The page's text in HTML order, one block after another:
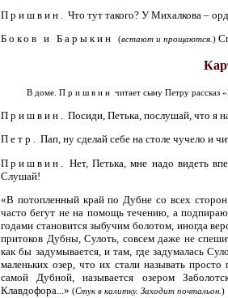
Пришвин.
Что тут такого? У Михалкова –
Боков и Барыкин
(встают и прощаются. )
В доме. Пришвин читает сыну Петру рассказ
Пришвин. Посиди, Петька, послушай, что я
Петр. Пап, ну сделай себе на столе чучело и
Пришвин.
Нет, Петька, мне надо видеть
Слушай!
«В потопленный край по Дубне со всех
часто бегут не на помощь течению, а
годами становится зыбучим болотом, иногда
притоков Дубны, Сулоть, совсем даже не
как бы задумывается, и там, где задумалась
маленьких озер, что их стали называть
самой Дубной, называется озером
Клавдофора...» (Стук в калитку. Заходит почтальон. )